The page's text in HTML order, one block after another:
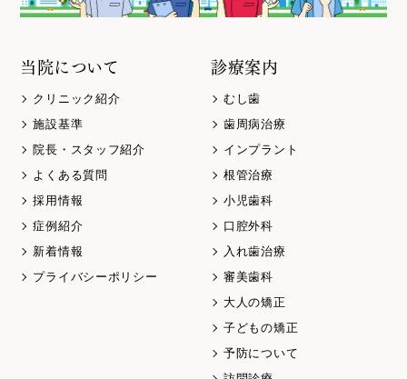
当院について
クリニック紹介
施設基準
院長・スタッフ紹介
よくある質問
採用情報
症例紹介
新着情報
プライバシーポリシー
診療案内
むし歯
歯周病治療
インプラント
根管治療
小児歯科
口腔外科
入れ歯治療
審美歯科
大人の矯正
子どもの矯正
予防について